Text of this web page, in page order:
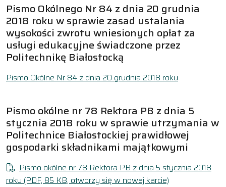
Pismo Okólnego Nr 84 z dnia 20 grudnia
2018 roku w sprawie zasad ustalania
wysokości zwrotu wniesionych opłat za
usługi edukacyjne świadczone przez
Politechnikę Białostocką
Pismo Okólne Nr 84 z dnia 20 grudnia 2018 roku
Pismo okólne nr 78 Rektora PB z dnia 5
stycznia 2018 roku w sprawie utrzymania w
Politechnice Białostockiej prawidłowej
gospodarki składnikami majątkowymi
Pismo okólne nr 78 Rektora PB z dnia 5 stycznia 2018
roku(PDF, 85 KB, otworzy się w nowej karcie)